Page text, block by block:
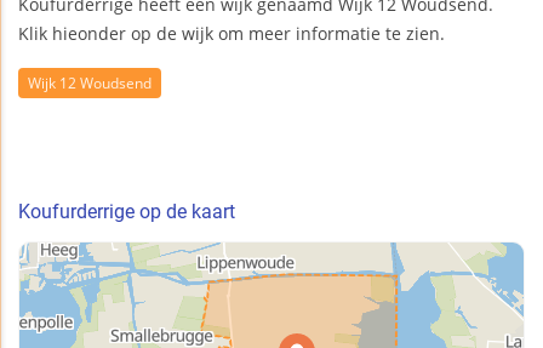
Klik hieonder op de wijk om meer informatie te zien.
Wijk 12 Woudsend
Koufurderrige op de kaart